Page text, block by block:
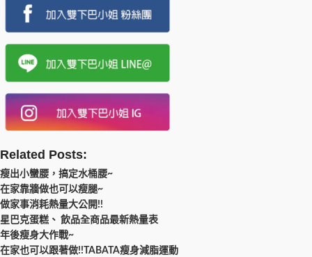
Related Posts:
瘦出小蠻腰，搞定水桶腰~
在家靠牆做也可以瘦腿~
做家事消耗熱量大公開!!
星巴克蛋糕、 飲品全商品最新熱量表
年後瘦身大作戰~
在家也可以跟著做!!TABATA瘦身減脂運動